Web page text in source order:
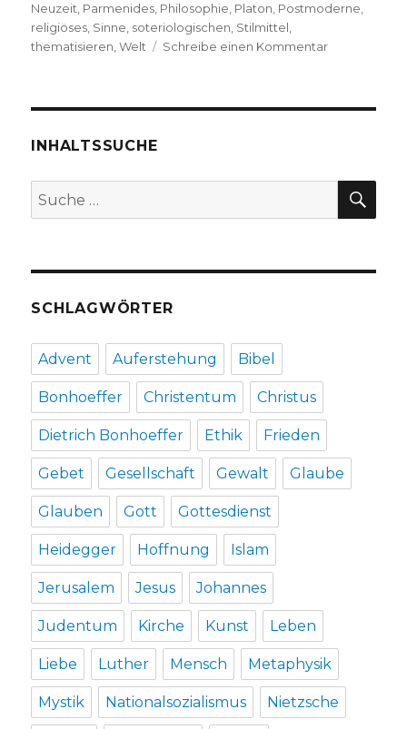
Neuzeit Parmenides Philosophie Platon Postmoderne
religiöses Sinne soteriologischen Stilmittel
thematisieren ,Welt Schreibe einen Kommentarzu
Konrad
Schrieder,
Hamm
INHALTSSUCHE
Suche
nach:
SCHLAGWÖRTER
Advent Auferstehung Bibel
Bonhoeffer Christentum Christus
Dietrich Bonhoeffer Ethik Frieden
Gebet Gesellschaft Gewalt Glaube
Glauben Gott Gottesdienst
Heidegger Hoffnung Islam
Jerusalem Jesus Johannes
Judentum Kirche Kunst Leben
Liebe Luther Mensch Metaphysik
Mystik Nationalsozialismus Nietzsche